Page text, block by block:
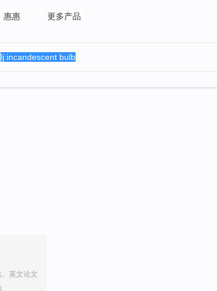
惠惠 更多产品
英文论文